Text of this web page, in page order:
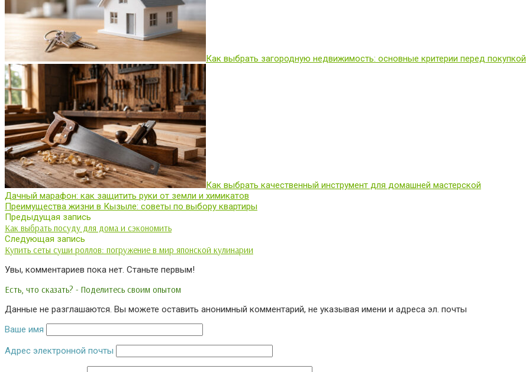
Как выбрать загородную недвижимость: основные критерии перед покупкой
Как выбрать качественный инструмент для домашней мастерской
Дачный марафон: как защитить руки от земли и химикатов
Преимущества жизни в Кызыле: советы по выбору квартиры
Предыдущая запись
Как выбрать посуду для дома и сэкономить
Следующая запись
Купить сеты суши роллов: погружение в мир японской кулинарии
Увы, комментариев пока нет. Станьте первым!
Есть, что сказать? - Поделитесь своим опытом
Данные не разглашаются. Вы можете оставить анонимный комментарий, не указывая имени и адреса эл. почты
Ваше имя
Адрес электронной почты